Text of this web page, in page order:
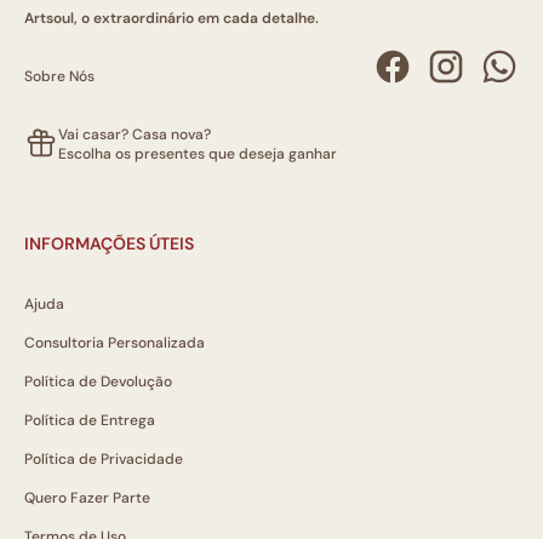
Artsoul, o extraordinário em cada detalhe.
Sobre Nós
Vai casar? Casa nova?
Escolha os presentes que deseja ganhar
INFORMAÇÕES ÚTEIS
Ajuda
Consultoria Personalizada
Política de Devolução
Política de Entrega
Política de Privacidade
Quero Fazer Parte